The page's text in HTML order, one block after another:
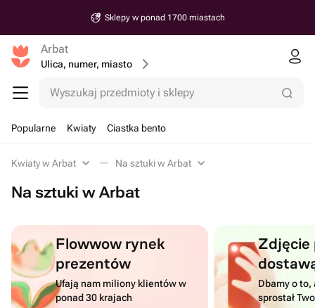
Sklepy w ponad 1700 miastach
Arbat
Ulica, numer, miasto
Wyszukaj przedmioty i sklepy
Popularne Kwiaty Ciastka bento
Kwiaty w Arbat Na sztuki w Arbat
Na sztuki w Arbat
Flowwow rynek
prezentów
Ufają nam miliony klientów w
ponad 30 krajach
Dbamy o to,
sprostał